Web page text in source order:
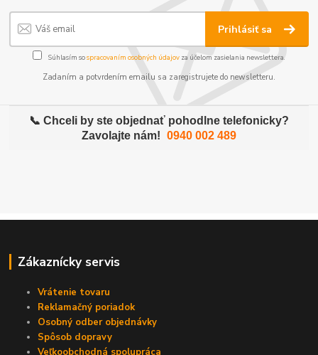
Prihlásiť sa
Súhlasím sospracovaním osobných údajov za účelom zasielania newslettera.
Zadaním a potvrdením emailu sa zaregistrujete do newsletteru.
📞 Chceli by ste objednať pohodlne telefonicky?
Zavolajte nám! 0940 002 489
Zákaznícky servis
Vrátenie tovaru
Reklamačný poriadok
Osobný odber objednávky
Spôsob dopravy
Veľkoobchodná spolupráca